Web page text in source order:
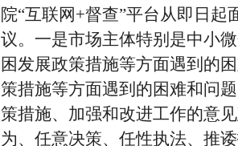
院“互联网+督查”平台从即日起
议。一是市场主体特别是中小
困发展政策措施等方面遇到的
策措施等方面遇到的困难和问
策措施、加强和改进工作的意
为、任意决策、任性执法、推